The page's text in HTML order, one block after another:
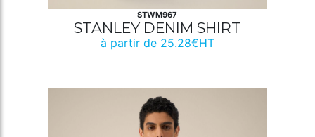
STWM967
STANLEY DENIM SHIRT
à partir de 25.28€HT